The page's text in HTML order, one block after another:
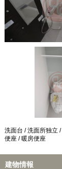
洗面台 / 洗面所独立
便座 / 暖房便座
建物情報